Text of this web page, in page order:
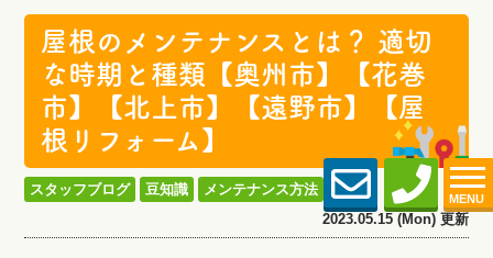
MENU
屋根のメンテナンスとは？ 適切
な時期と種類【奥州市】【花巻
市】【北上市】【遠野市】【屋
根リフォーム】
スタッフブログ 豆知識
メンテナンス方法
2023.05.15 (Mon) 更新